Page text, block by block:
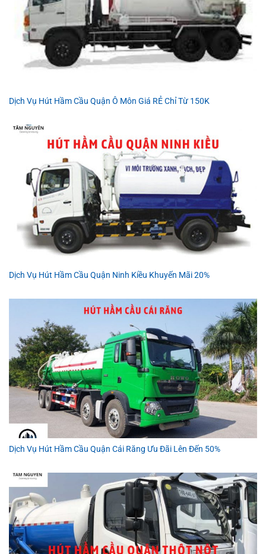
Dịch Vụ Hút Hầm Cầu Quận Ô Môn Giá RẺ Chỉ Từ 150K
Dịch Vụ Hút Hầm Cầu Quận Ninh Kiều Khuyến Mãi 20%
Dịch Vụ Hút Hầm Cầu Quận Cái Răng Ưu Đãi Lên Đến 50%